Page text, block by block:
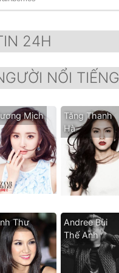
24H
NỔI TIẾNG
Mịch
Tăng Thanh
Hà
Thư
Andree Bùi
Thế Anh